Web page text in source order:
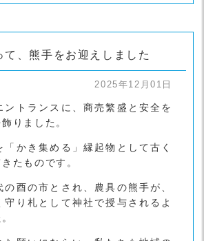
て、熊手をお迎えしました
2025年12月01日
ントランスに、商売繁盛と安全を
りました。
「かき集める」縁起物として古く
たものです。
の酉の市とされ、農具の熊手が、
守り札として神社で授与されるよ